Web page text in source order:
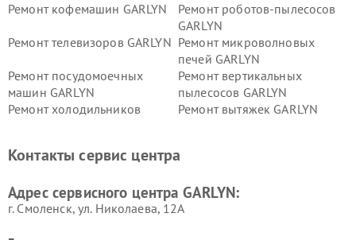
Ремонт кофемашин GARLYN
Ремонт роботов-пылесосов
GARLYN
Ремонт телевизоров GARLYN Ремонт микроволновых
печей GARLYN
Ремонт посудомоечных
машин GARLYN
Ремонт вертикальных
пылесосов GARLYN
Ремонт холодильников
Ремонт вытяжек GARLYN
стеклоочистителей GARLYN
GARLYN
GARLYN
Контакты сервис центра
Адрес сервисного центра GARLYN:
г. Смоленск, ул. Николаева, 12А